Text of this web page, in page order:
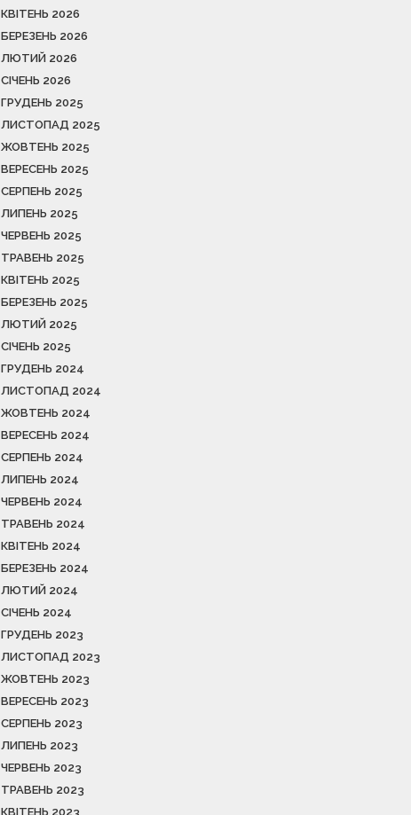
КВІТЕНЬ 2026
БЕРЕЗЕНЬ 2026
ЛЮТИЙ 2026
СІЧЕНЬ 2026
ГРУДЕНЬ 2025
ЛИСТОПАД 2025
ЖОВТЕНЬ 2025
ВЕРЕСЕНЬ 2025
СЕРПЕНЬ 2025
ЛИПЕНЬ 2025
ЧЕРВЕНЬ 2025
ТРАВЕНЬ 2025
КВІТЕНЬ 2025
БЕРЕЗЕНЬ 2025
ЛЮТИЙ 2025
СІЧЕНЬ 2025
ГРУДЕНЬ 2024
ЛИСТОПАД 2024
ЖОВТЕНЬ 2024
ВЕРЕСЕНЬ 2024
СЕРПЕНЬ 2024
ЛИПЕНЬ 2024
ЧЕРВЕНЬ 2024
ТРАВЕНЬ 2024
КВІТЕНЬ 2024
БЕРЕЗЕНЬ 2024
ЛЮТИЙ 2024
СІЧЕНЬ 2024
ГРУДЕНЬ 2023
ЛИСТОПАД 2023
ЖОВТЕНЬ 2023
ВЕРЕСЕНЬ 2023
СЕРПЕНЬ 2023
ЛИПЕНЬ 2023
ЧЕРВЕНЬ 2023
ТРАВЕНЬ 2023
КВІТЕНЬ 2023